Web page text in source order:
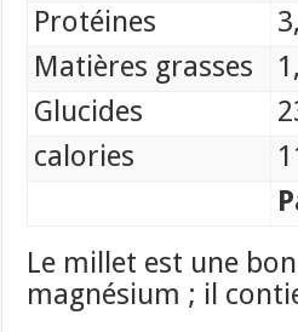
Protéines
Matières grasses
Glucides
calories
Le millet est une
magnésium ; il